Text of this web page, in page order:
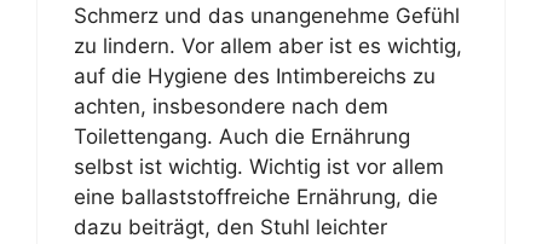
Schmerz und das unangenehme Gefühl
zu lindern. Vor allem aber ist es wichtig,
auf die Hygiene des Intimbereichs zu
achten, insbesondere nach dem
Toilettengang. Auch die Ernährung
selbst ist wichtig. Wichtig ist vor allem
eine ballaststoffreiche Ernährung, die
dazu beiträgt, den Stuhl leichter